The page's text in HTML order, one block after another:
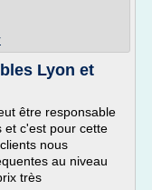
Lyon et
être responsable
et c'est pour cette
nous
au niveau
très